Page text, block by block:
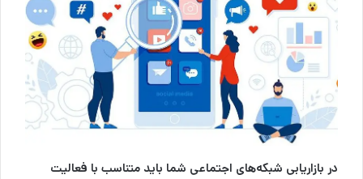
در بازاریابی شبکه‌های اجتماعی شما باید متناسب با فعالیت